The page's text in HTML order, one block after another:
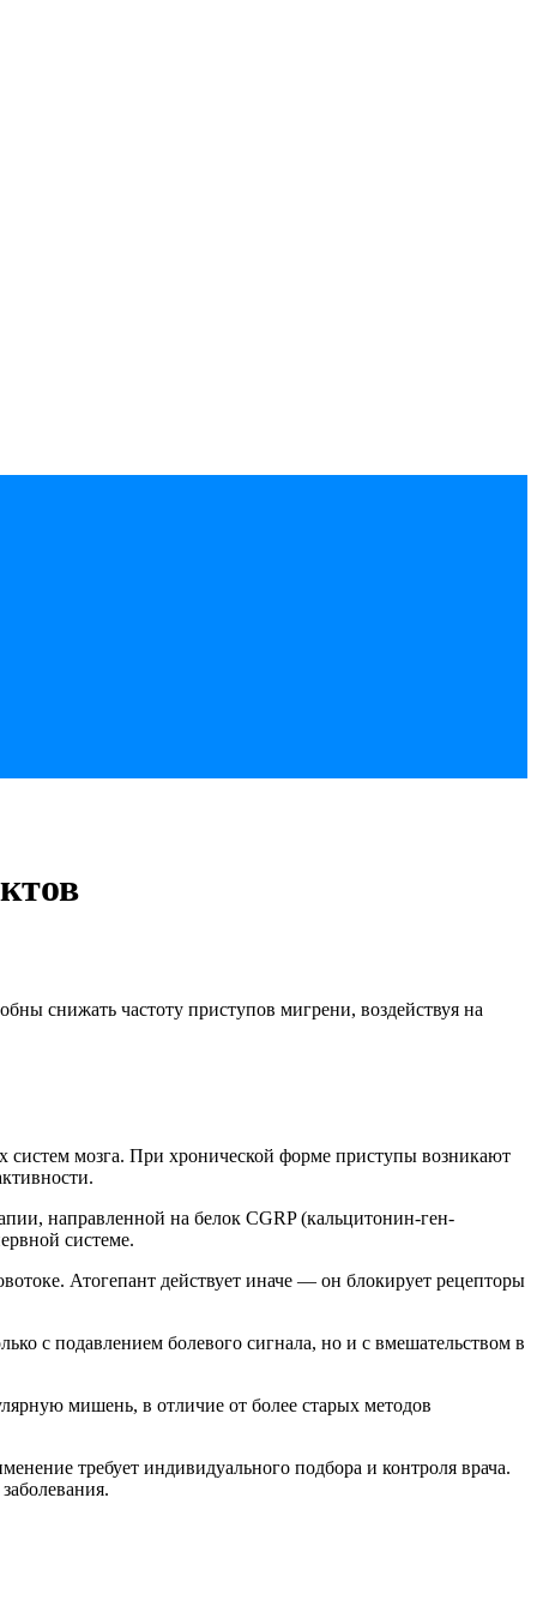
снижать частоту приступов мигрени, воздействуя на
систем мозга. При хронической форме приступы возникают
направленной на белок CGRP (кальцитонин-ген-
системе.
Атогепант действует иначе — он блокирует рецепторы
с подавлением болевого сигнала, но и с вмешательством в
мишень, в отличие от более старых методов
требует индивидуального подбора и контроля врача.